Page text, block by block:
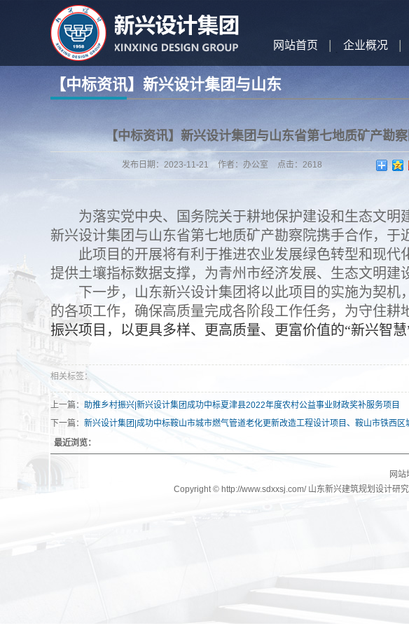
网站首页 企业概况
【中标资讯】新兴设计集团与山东
中标山东省潍坊市青州市农业农村
局青州市第三次土壤普查项目
【中标资讯】新兴设计集团与山东省第七地质矿产勘
发布日期： 2023-11-21 作者： 办公室 点击： 2618
为落实党中央、国务院关于耕地保护建设和生态文明
新兴设计集团与山东省第七地质矿产勘察院携手合作，
此项目的开展将有利于推进农业发展绿色转型和现
提供土壤指标数据支撑，为青州市经济发展、生态文明建
下一步，山东新兴设计集团将以此项目的实施为契
的各项工作，确保高质量完成各阶段工作任务，为守住耕
振兴项目，以更具多样、更高质量、更富价值的“新兴智慧
相关标签：
上一篇： 助推乡村振兴|新兴设计集团成功中标夏津县2022年度农村公益事业财政奖补服务项目
下一篇： 新兴设计集团|成功中标鞍山市城市燃气管道老化更新改造工程设计项目、鞍山市铁西
最近浏览：
网站
Copyright © http://www.sdxxsj.com/ 山东新兴建筑规划设计研